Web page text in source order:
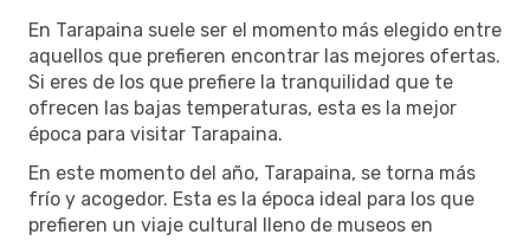
En Tarapaina suele ser el momento más elegido entre
aquellos que prefieren encontrar las mejores ofertas.
Si eres de los que prefiere la tranquilidad que te
ofrecen las bajas temperaturas, esta es la mejor
época para visitar Tarapaina.
En este momento del año, Tarapaina, se torna más
frío y acogedor. Esta es la época ideal para los que
prefieren un viaje cultural lleno de museos en